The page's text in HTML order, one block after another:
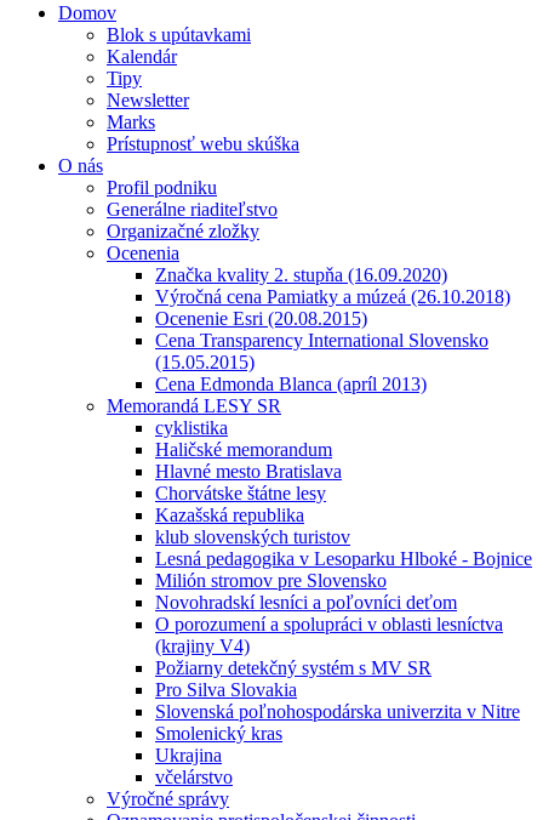
Domov
Blok s upútavkami
Kalendár
Tipy
Newsletter
Marks
Prístupnosť webu skúška
O nás
Profil podniku
Generálne riaditeľstvo
Organizačné zložky
Ocenenia
Značka kvality 2. stupňa (16.09.2020)
Výročná cena Pamiatky a múzeá (26.10.2018)
Ocenenie Esri (20.08.2015)
Cena Transparency International Slovensko
(15.05.2015)
Cena Edmonda Blanca (apríl 2013)
Memorandá LESY SR
cyklistika
Haličské memorandum
Hlavné mesto Bratislava
Chorvátske štátne lesy
Kazašská republika
klub slovenských turistov
Lesná pedagogika v Lesoparku Hlboké - Bojnice
Milión stromov pre Slovensko
Novohradskí lesníci a poľovníci deťom
O porozumení a spolupráci v oblasti lesníctva
(krajiny V4)
Požiarny detekčný systém s MV SR
Pro Silva Slovakia
Slovenská poľnohospodárska univerzita v Nitre
Smolenický kras
Ukrajina
včelárstvo
Výročné správy